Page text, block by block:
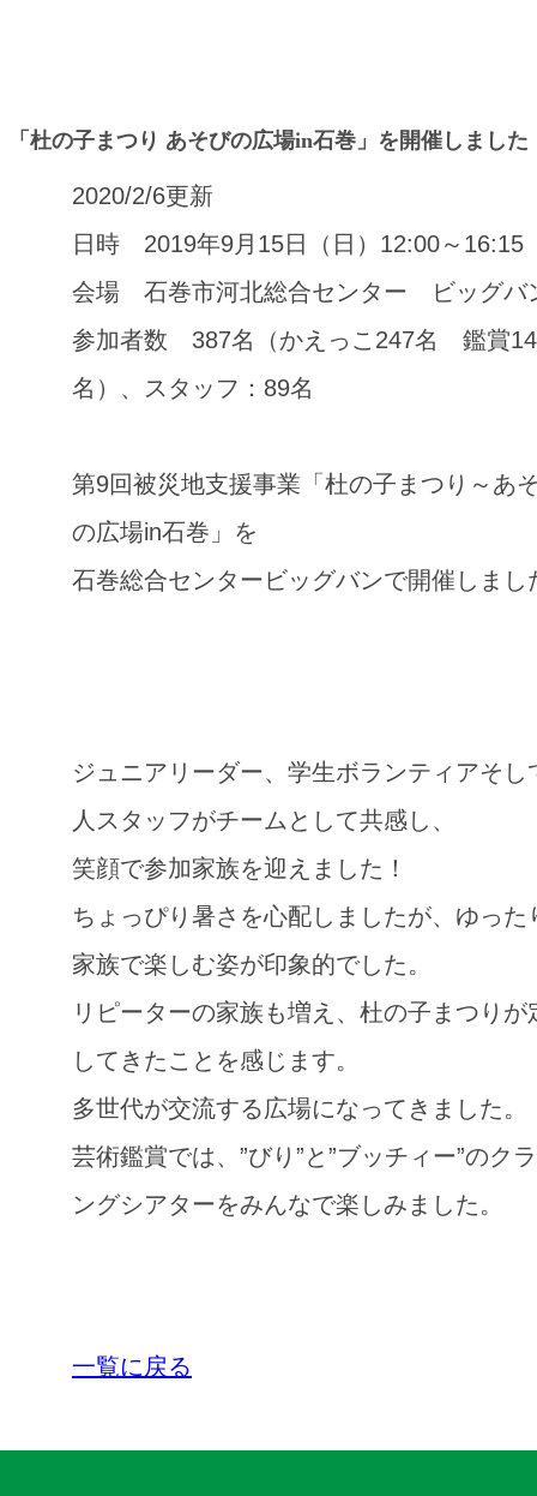
「杜の子まつり あそびの広場in石巻」を開催しました
2020/2/6更新
日時 2019年9月15日（日）12:00～16:15
会場 石巻市河北総合センター ビッグバ
参加者数 387名（かえっこ247名 鑑賞
名）、スタッフ：89名
第9回被災地支援事業「杜の子まつり～あ
の広場in石巻」を
石巻総合センタービッグバンで開催しまし
ジュニアリーダー、学生ボランティアそし
人スタッフがチームとして共感し、
笑顔で参加家族を迎えました！
ちょっぴり暑さを心配しましたが、ゆった
家族で楽しむ姿が印象的でした。
リピーターの家族も増え、杜の子まつりが
してきたことを感じます。
多世代が交流する広場になってきました。
芸術鑑賞では、”びり”と”ブッチィー”のク
ングシアターをみんなで楽しみました。
一覧に戻る